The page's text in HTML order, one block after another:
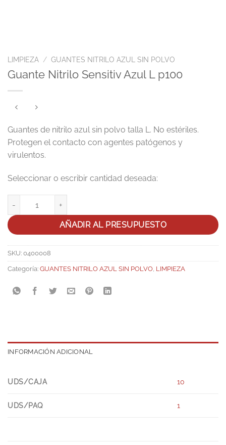
LIMPIEZA / GUANTES NITRILO AZUL SIN POLVO
Guante Nitrilo Sensitiv Azul L p100
Guantes de nitrilo azul sin polvo talla L. No estériles.
Protegen el contacto con agentes patógenos y
virulentos.
AÑADIR AL PRESUPUESTO
SKU: 0400008
Categoría: GUANTES NITRILO AZUL SIN POLVO, LIMPIEZA
INFORMACIÓN ADICIONAL
UDS/CAJA 10
UDS/PAQ 1